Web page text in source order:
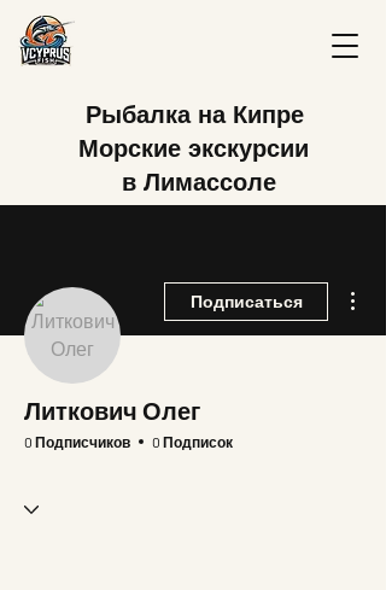
Рыбалка на Кипре
Морские экскурсии
в Лимассоле
Подписаться
Литкович Олег
0 Подписчиков 0 Подписок